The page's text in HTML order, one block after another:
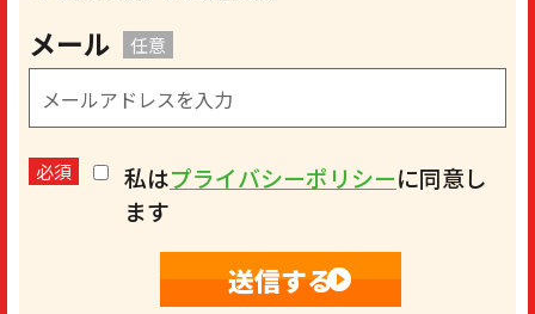
メール 任意
必須 私はプライバシーポリシーに同意し
ます